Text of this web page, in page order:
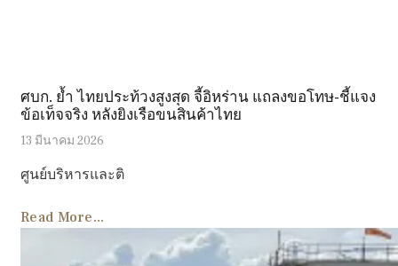
ศบก. ย้ำ ไทยประท้วงสูงสุด จี้อิหร่าน แถลงขอโทษ-ชี้แจง
ข้อเท็จจริง หลังยิงเรือขนสินค้าไทย
13 มีนาคม 2026
ศูนย์บริหารและติ
Read More...